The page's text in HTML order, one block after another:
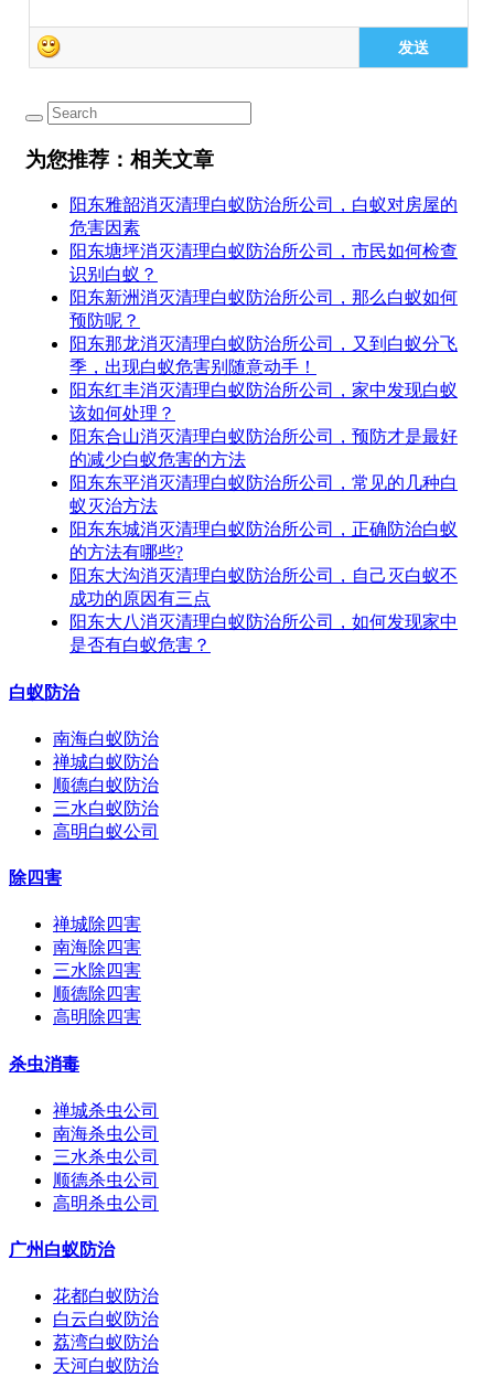
发送
为您推荐：相关文章
阳东雅韶消灭清理白蚁防治所公司，白蚁对房屋的
危害因素
阳东塘坪消灭清理白蚁防治所公司，市民如何检查
识别白蚁？
阳东新洲消灭清理白蚁防治所公司，那么白蚁如何
预防呢？
阳东那龙消灭清理白蚁防治所公司，又到白蚁分飞
季，出现白蚁危害别随意动手！
阳东红丰消灭清理白蚁防治所公司，家中发现白蚁
该如何处理？
阳东合山消灭清理白蚁防治所公司，预防才是最好
的减少白蚁危害的方法
阳东东平消灭清理白蚁防治所公司，常见的几种白
蚁灭治方法
阳东东城消灭清理白蚁防治所公司，正确防治白蚁
的方法有哪些?
阳东大沟消灭清理白蚁防治所公司，自己灭白蚁不
成功的原因有三点
阳东大八消灭清理白蚁防治所公司，如何发现家中
是否有白蚁危害？
白蚁防治
南海白蚁防治
禅城白蚁防治
顺德白蚁防治
三水白蚁防治
高明白蚁公司
除四害
禅城除四害
南海除四害
三水除四害
顺德除四害
高明除四害
杀虫消毒
禅城杀虫公司
南海杀虫公司
三水杀虫公司
顺德杀虫公司
高明杀虫公司
广州白蚁防治
花都白蚁防治
白云白蚁防治
荔湾白蚁防治
天河白蚁防治